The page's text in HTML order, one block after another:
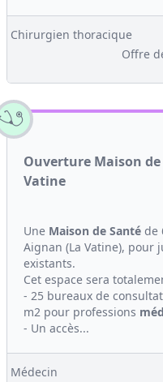
Chirurgien thoracique
Offre
Ouverture Maison
Vatine
Une Maison de Santé de
Aignan (La Vatine), pour
existants.
Cet espace sera
- 25 bureaux de
m2 pour professions
- Un accès...
Médecin